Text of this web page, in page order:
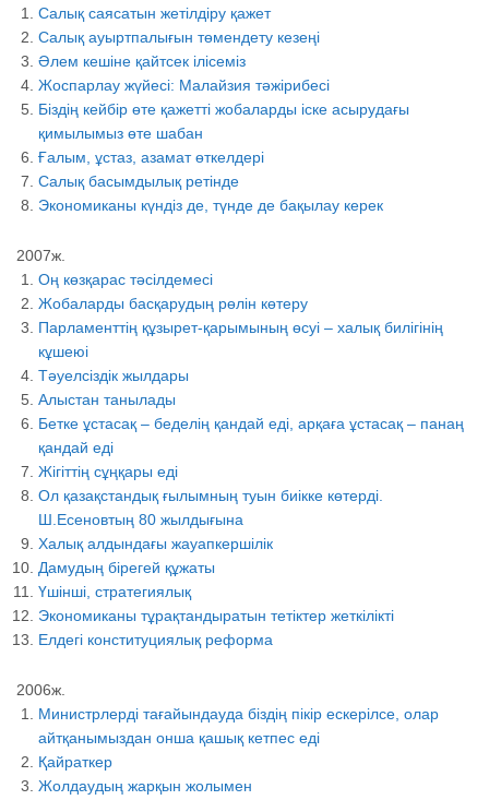
Салық саясатын жетілдіру қажет
Салық ауыртпалығын төмендету кезеңі
Әлем кешіне қайтсек ілісеміз
Жоспарлау жүйесі: Малайзия тәжірибесі
Біздің кейбір өте қажетті жобаларды іске асырудағы
қимылымыз өте шабан
Ғалым, ұстаз, азамат өткелдері
Салық басымдылық ретінде
Экономиканы күндіз де, түнде де бақылау керек
2007ж.
Оң көзқарас тәсілдемесі
Жобаларды басқарудың рөлін көтеру
Парламенттің құзырет-қарымының өсуі – халық билігінің
кұшеюі
Тәуелсіздік жылдары
Алыстан танылады
Бетке ұстасақ – беделің қандай еді, арқаға ұстасақ – панаң
қандай еді
Жігіттің сұңқары еді
Ол қазақстандық ғылымның туын биікке көтерді.
Ш.Есеновтың 80 жылдығына
Халық алдындағы жауапкершілік
Дамудың бірегей құжаты
Үшінші, стратегиялық
Экономиканы тұрақтандыратын тетіктер жеткілікті
Елдегі конституциялық реформа
2006ж.
Министрлерді тағайындауда біздің пікір ескерілсе, олар
айтқанымыздан онша қашық кетпес еді
Қайраткер
Жолдаудың жарқын жолымен